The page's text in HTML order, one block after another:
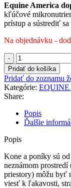
Equine America
kľúčové
prístup a sústrediť sa
Na objednávku -
množstvo
Equine
America
-
So-
Kalm®
Solution
Pridať do košíka
Pridať do zoznamu
Kategórie:
Share:
Popis
Ďalšie
Popis
Kone a poníky sú
neznámom
priestory) môžu byť
viesť k ľakavosti,